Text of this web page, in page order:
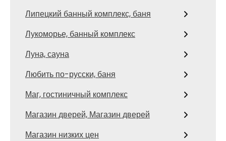
Липецкий банный комплекс, баня
Лукоморье, банный комплекс
Луна, сауна
Любить по-русски, баня
Маг, гостиничный комплекс
Магазин дверей, Магазин дверей
Магазин низких цен